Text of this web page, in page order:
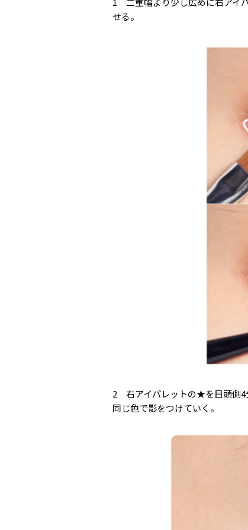
せる。
2 右アイパレットの★を目頭側4
同じ色で影をつけていく。